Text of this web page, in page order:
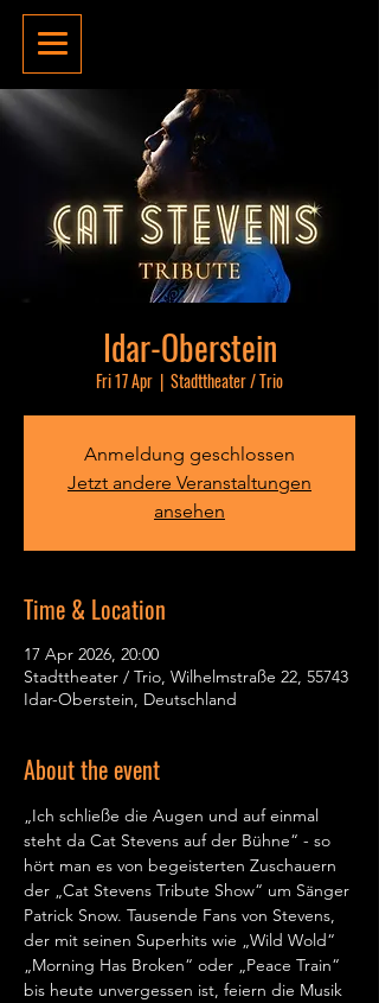
Idar-Oberstein
Fri 17 Apr
  |
Stadttheater / Trio
Anmeldung geschlossen
Jetzt andere Veranstaltungen
ansehen
Time & Location
17 Apr 2026, 20:00
Stadttheater / Trio, Wilhelmstraße 22, 55743
Idar-Oberstein, Deutschland
About the event
„Ich schließe die Augen und auf einmal
steht da Cat Stevens auf der Bühne“ - so
hört man es von begeisterten Zuschauern
der „Cat Stevens Tribute Show“ um Sänger
Patrick Snow. Tausende Fans von Stevens,
der mit seinen Superhits wie „Wild Wold“
„Morning Has Broken“ oder „Peace Train“
bis heute unvergessen ist, feiern die Musik